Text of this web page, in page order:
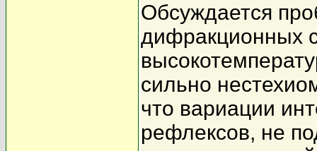
Обсуждается
дифракционных
сильно
что вариации
рефлексов, не